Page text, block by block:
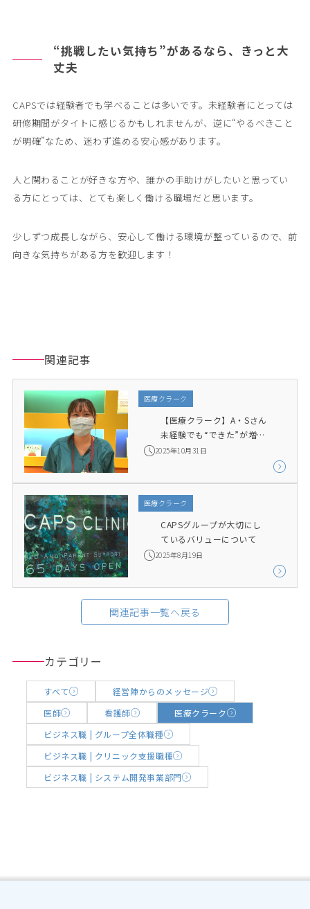
“挑戦したい気持ち”があるなら、きっと大
丈夫
CAPSでは経験者でも学べることは多いです。未経験者にとっては
研修期間がタイトに感じるかもしれませんが、逆に“やるべきこと
が明確”なため、迷わず進める安心感があります。
人と関わることが好きな方や、誰かの手助けがしたいと思ってい
る方にとっては、とても楽しく働ける職場だと思います。
少しずつ成長しながら、安心して働ける環境が整っているので、前
向きな気持ちがある方を歓迎します！
関連記事
医療クラーク
【医療クラーク】A・Sさん
未経験でも“できた”が増え
ていく
2025年10月31日
医療クラーク
CAPSグループが大切にし
ているバリューについて
2025年8月19日
関連記事一覧へ戻る
カテゴリー
すべて
経営陣からのメッセージ
医師
看護師
医療クラーク
ビジネス職 | グループ全体職種
ビジネス職 | クリニック支援職種
ビジネス職 | システム開発事業部門